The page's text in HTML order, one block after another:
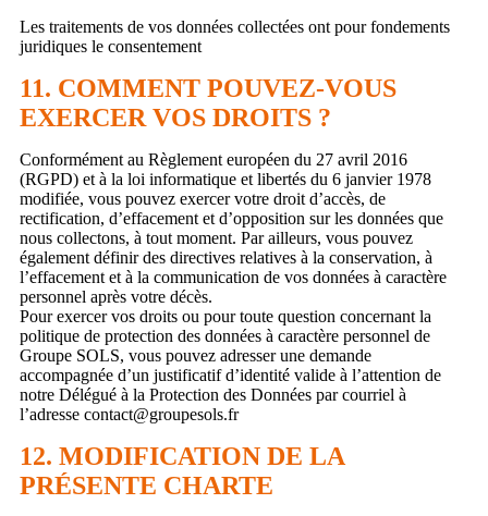
Les traitements de vos données collectées ont pour fondements
juridiques le consentement
11. COMMENT POUVEZ-VOUS
EXERCER VOS DROITS ?
Conformément au Règlement européen du 27 avril 2016
(RGPD) et à la loi informatique et libertés du 6 janvier 1978
modifiée, vous pouvez exercer votre droit d’accès, de
rectification, d’effacement et d’opposition sur les données que
nous collectons, à tout moment. Par ailleurs, vous pouvez
également définir des directives relatives à la conservation, à
l’effacement et à la communication de vos données à caractère
personnel après votre décès.
Pour exercer vos droits ou pour toute question concernant la
politique de protection des données à caractère personnel de
Groupe SOLS, vous pouvez adresser une demande
accompagnée d’un justificatif d’identité valide à l’attention de
notre Délégué à la Protection des Données par courriel à
l’adresse contact@groupesols.fr
12. MODIFICATION DE LA
PRÉSENTE CHARTE